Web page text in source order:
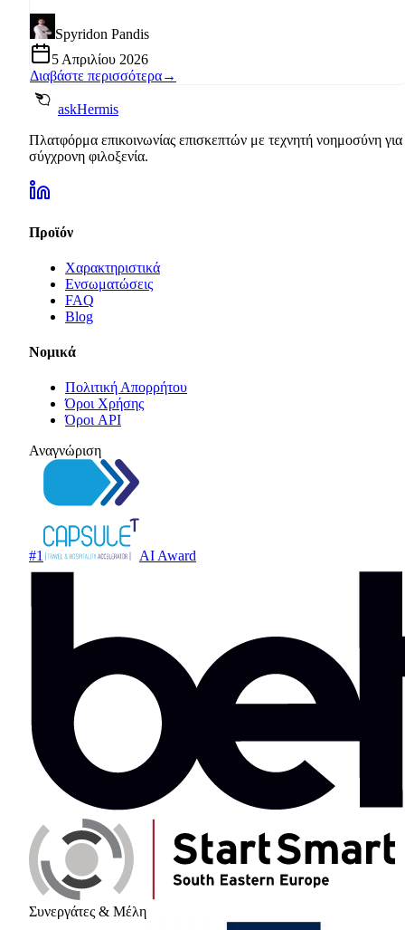
Spyridon Pandis
5 Απριλίου 2026
Διαβάστε περισσότερα→
askHermis
Πλατφόρμα επικοινωνίας επισκεπτών με τεχνητή νοημοσύνη για
σύγχρονη φιλοξενία.
Προϊόν
Χαρακτηριστικά
Ενσωματώσεις
FAQ
Blog
Νομικά
Πολιτική Απορρήτου
Όροι Χρήσης
Όροι API
Αναγνώριση
#1 AI Award
Συνεργάτες & Μέλη